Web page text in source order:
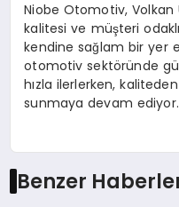
Niobe Otomotiv, Volkan
kalitesi ve müşteri
kendine sağlam bir yer
otomotiv sektöründe
hızla ilerlerken,
sunmaya devam ediyor.
Benzer